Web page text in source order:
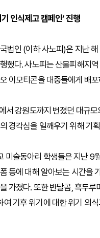
인식제고 캠페인’ 진행
법인 (이하 사노피)은 지난
했다. 사노피는 산불피해지
이모티콘을 대중들에게 배
서 강원도까지 번졌던 대규
경각심을 일깨우기 위해 기
미술동아리 학생들은 지난 9
등에 대해 알아보는 시간을
가졌다. 또한 반달곰, 흑두
기후 위기에 대한 위기 의